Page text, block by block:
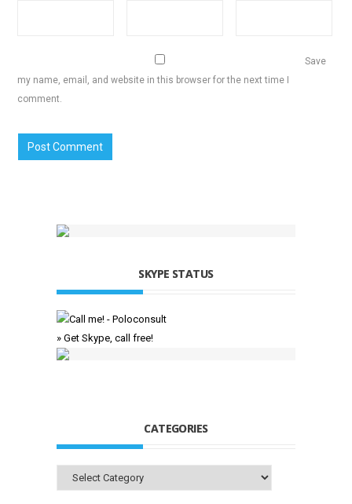
Save
my name, email, and website in this browser for the next time I
comment.
SKYPE STATUS
» Get Skype, call free!
CATEGORIES
Categories